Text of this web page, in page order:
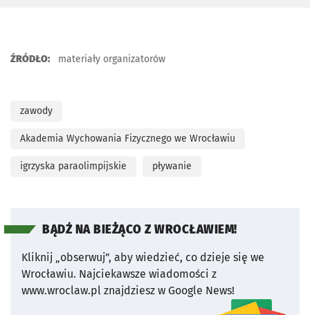
ŹRÓDŁO: materiały organizatorów
zawody
Akademia Wychowania Fizycznego we Wrocławiu
igrzyska paraolimpijskie pływanie
BĄDŹ NA BIEŻĄCO Z WROCŁAWIEM!
Kliknij „obserwuj”, aby wiedzieć, co dzieje się we
Wrocławiu. Najciekawsze wiadomości z
www.wroclaw.pl znajdziesz w Google News!